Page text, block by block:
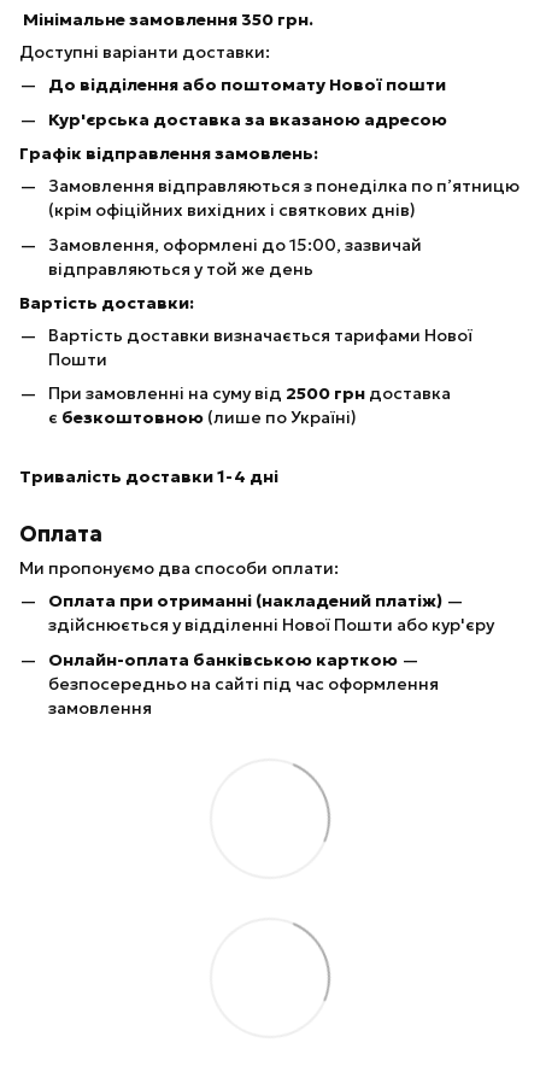
Мінімальне замовлення 350 грн.
Доступні варіанти доставки:
До відділення або поштомату Нової пошти
Кур'єрська доставка за вказаною адресою
Графік відправлення замовлень:
Замовлення відправляються з понеділка по п’ятницю
(крім офіційних вихідних і святкових днів)
Замовлення, оформлені до 15:00, зазвичай
відправляються у той же день
Вартість доставки:
Вартість доставки визначається тарифами Нової
Пошти
При замовленні на суму від 2500 грн доставка
є безкоштовною (лише по Україні)
Тривалість доставки 1-4 дні
Оплата
Ми пропонуємо два способи оплати:
Оплата при отриманні (накладений платіж) —
здійснюється у відділенні Нової Пошти або кур'єру
Онлайн-оплата банківською карткою —
безпосередньо на сайті під час оформлення
замовлення